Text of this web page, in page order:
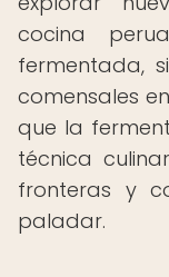
cocina
fermentada,
comensales
que la
técnica
fronteras y
paladar.